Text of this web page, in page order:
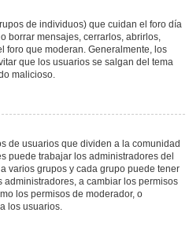
de individuos) que cuidan el foro día
borrar mensajes, cerrarlos, abrirlos,
foro que moderan. Generalmente, los
que los usuarios se salgan del tema
malicioso.
de usuarios que dividen a la comunidad
puede trabajar los administradores del
varios grupos y cada grupo puede tener
administradores, a cambiar los permisos
los permisos de moderador, o
los usuarios.